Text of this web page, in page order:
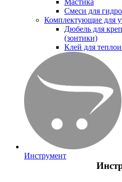
Мастика
Смеси для
Комплектующие для
Дюбель для
(зонтики)
Клей для
Инструмент